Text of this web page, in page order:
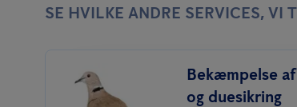
SE HVILKE ANDRE SERVICES, VI
Bekæmpelse
og duesikring